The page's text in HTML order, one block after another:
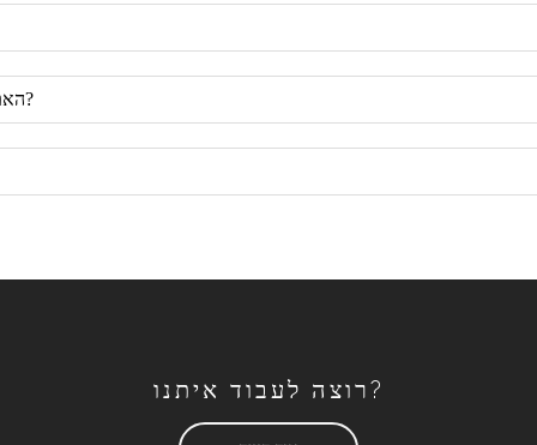
האם אתם מבטיחים אספקה ​​בטוחה ובטוחה של מוצרים?
רוצה לעבוד איתנו?